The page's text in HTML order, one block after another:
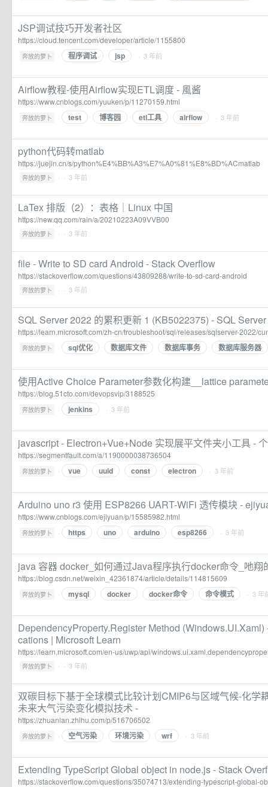
JSP调试技巧开发者社区
https://cloud.tencent.com/developer/article/1155800
奔放的萝卜 · 程序调试 jsp · 3 年前
Airflow教程-使用Airflow实现ETL调度 - 風酱
https://www.cnblogs.com/yuuken/p/11270159.html
奔放的萝卜 · test 博客园 etl工具 airflow · 3 年前
python代码转matlab
https://juejin.cn/s/python%E4%BB%A3%E7%A0%81%E8%BD%ACmatlab
奔放的萝卜 · · 3 年前
LaTex 排版（2）：表格｜Linux 中国
https://new.qq.com/rain/a/20210223A09VVB00
奔放的萝卜 · · 3 年前
file - Write to SD card Android - Stack Overflow
https://stackoverflow.com/questions/43809288/write-to-sd-card-android
奔放的萝卜 · · 3 年前
SQL Server 2022 的累积更新 1 (KB5022375) - SQL
https://learn.microsoft.com/zh-cn/troubleshoot/sql/releases/sqlserver-2022/
奔放的萝卜 · sql优化 数据库文件 数据库事务 数据库服务器
使用Active Choice Parameter参数化构建__lattice
https://blog.51cto.com/devopsvip/3188525
奔放的萝卜 · jenkins · 3 年前
javascript - Electron+Vue+Node 实现展平文件夹小工具 -
https://segmentfault.com/a/1190000038736504
奔放的萝卜 · vue uuid const electron · 3 年前
Arduino uno r3 使用 ESP8266 UART-WiFi 透传模块 -
https://www.cnblogs.com/ejiyuan/p/15585982.html
奔放的萝卜 · https uno arduino esp8266 · 3 年前
java 容器 docker_如何通过Java程序执行docker命令_吔翔
https://blog.csdn.net/weixin_42361874/article/details/114815609
奔放的萝卜 · mysql docker docker命令 命令模式 · 3 年
DependencyProperty.Register Method
cations | Microsoft Learn
https://learn.microsoft.com/en-us/uwp/api/
奔放的萝卜 · · 3 年前
双碳目标下基于全球模式比较计划CMIP6与区域气候-化学
未来大气污染变化模拟技术 -
https://zhuanlan.zhihu.com/p/516706502
奔放的萝卜 · 空气污染 环境污染 wrf · 3 年前
Extending TypeScript Global object in node.js - Stack
https://stackoverflow.com/questions/35074713/extending-typescript-global-